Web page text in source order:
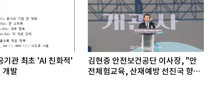
기관 최초 'AI 친화적'
개발
김현중 안전보건공단 이사장, "안
전체험교육, 산재예방 선진국 향한